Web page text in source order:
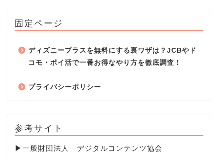
固定ページ
ディズニープラスを無料にする裏ワザは？JCBやド
コモ・ポイ活で一番お得なやり方を徹底調査！
プライバシーポリシー
参考サイト
▶ 一般財団法人 デジタルコンテンツ協会